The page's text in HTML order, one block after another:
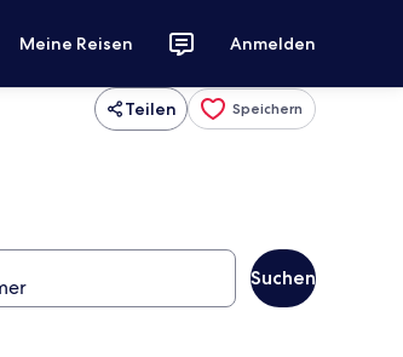
Meine Reisen Anmelden
Teilen Speichern
Suchen